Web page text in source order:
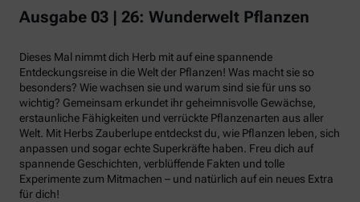
Ausgabe 03 | 26: Wunderwelt Pflanzen
Dieses Mal nimmt dich Herb mit auf eine spannende
Entdeckungsreise in die Welt der Pflanzen! Was macht sie so
besonders? Wie wachsen sie und warum sind sie für uns so
wichtig? Gemeinsam erkundet ihr geheimnisvolle Gewächse,
erstaunliche Fähigkeiten und verrückte Pflanzenarten aus aller
Welt. Mit Herbs Zauberlupe entdeckst du, wie Pflanzen leben, sich
anpassen und sogar echte Superkräfte haben. Freu dich auf
spannende Geschichten, verblüffende Fakten und tolle
Experimente zum Mitmachen – und natürlich auf ein neues Extra
für dich!